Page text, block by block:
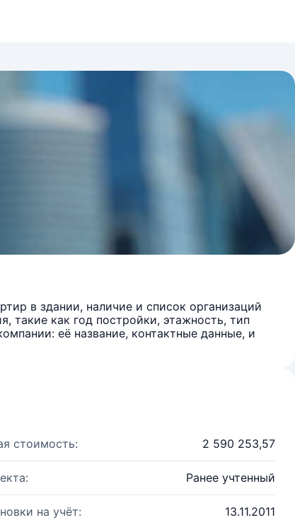
в здании, наличие и список организаций
такие как год постройки, этажность, тип
её название, контактные данные, и
стоимость: 2 590 253,57
Ранее учтенный
на учёт: 13.11.2011